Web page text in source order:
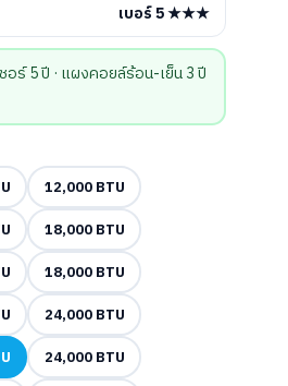
เบอร์ 5 ★★★
ร์ 5 ปี · แผงคอยล์ร้อน-เย็น 3 ปี
12,000 BTU
18,000 BTU
18,000 BTU
24,000 BTU
24,000 BTU